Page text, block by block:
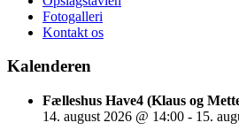
Fotogalleri
Kontakt os
Kalenderen
Fælleshus Have4 (Klaus og
14. august 2026 @ 14:00 - 15.